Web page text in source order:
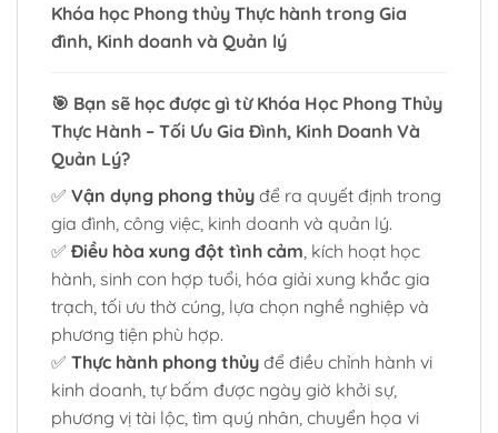
Khóa học Phong thủy Thực hành trong Gia
đình, Kinh doanh và Quản lý
🎯 Bạn sẽ học được gì từ Khóa Học Phong Thủy
Thực Hành – Tối Ưu Gia Đình, Kinh Doanh Và
Quản Lý?
✅ Vận dụng phong thủy để ra quyết định trong
gia đình, công việc, kinh doanh và quản lý.
✅ Điều hòa xung đột tình cảm, kích hoạt học
hành, sinh con hợp tuổi, hóa giải xung khắc gia
trạch, tối ưu thờ cúng, lựa chọn nghề nghiệp và
phương tiện phù hợp.
✅ Thực hành phong thủy để điều chỉnh hành vi
kinh doanh, tự bấm được ngày giờ khởi sự,
phương vị tài lộc, tìm quý nhân, chuyển họa vi